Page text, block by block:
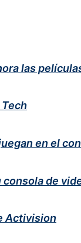
las
en el
de
Activision